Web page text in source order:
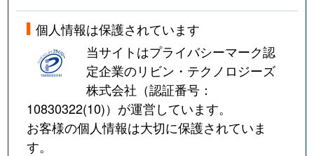
個人情報は保護されています
当サイトはプライバシーマーク認
定企業のリビン・テクノロジーズ
株式会社（認証番号：
10830322(10)）が運営しています。
お客様の個人情報は大切に保護されていま
す。